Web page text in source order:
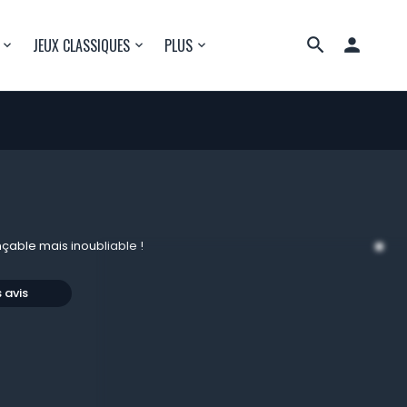

JEUX CLASSIQUES PLUS
mais inoubliable !
avis